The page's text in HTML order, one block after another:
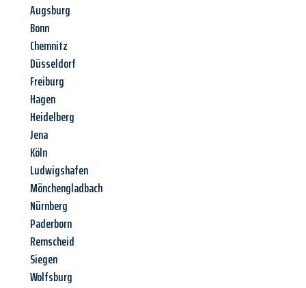
Augsburg
Bonn
Chemnitz
Düsseldorf
Freiburg
Hagen
Heidelberg
Jena
Köln
Ludwigshafen
Mönchengladbach
Nürnberg
Paderborn
Remscheid
Siegen
Wolfsburg